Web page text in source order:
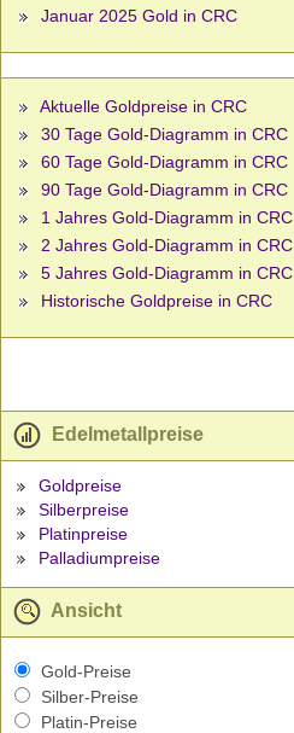
Januar 2025 Gold in CRC
Aktuelle Goldpreise in CRC
30 Tage Gold-Diagramm in CRC
60 Tage Gold-Diagramm in CRC
90 Tage Gold-Diagramm in CRC
1 Jahres Gold-Diagramm in CRC
2 Jahres Gold-Diagramm in CRC
5 Jahres Gold-Diagramm in CRC
Historische Goldpreise in CRC
Edelmetallpreise
Goldpreise
Silberpreise
Platinpreise
Palladiumpreise
Ansicht
Gold-Preise
Silber-Preise
Platin-Preise